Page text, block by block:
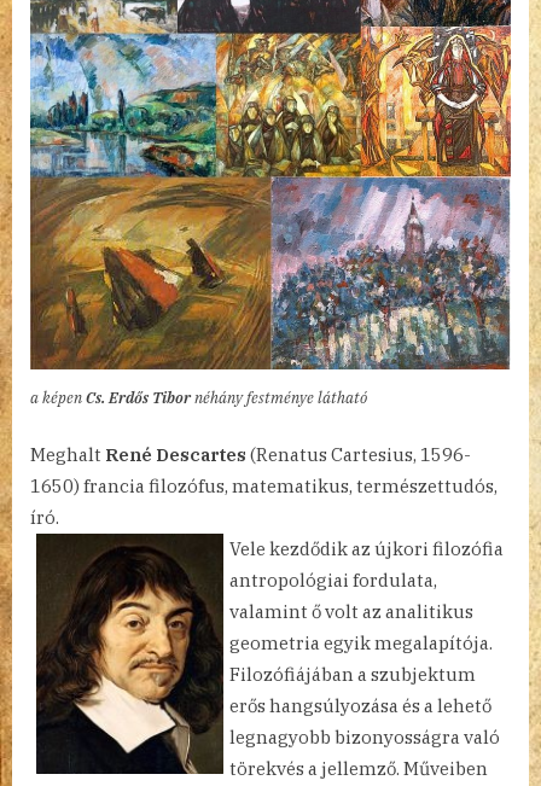
a képenCs. Erdős Tibornéhány festménye látható
Meghalt René Descartes (Renatus Cartesius, 1596-
1650) francia filozófus, matematikus, természettudós,
író.
Vele kezdődik az újkori filozófia
antropológiai fordulata,
valamint ő volt az analitikus
geometria egyik megalapítója.
Filozófiájában a szubjektum
erős hangsúlyozása és a lehető
legnagyobb bizonyosságra való
törekvés a jellemző. Műveiben